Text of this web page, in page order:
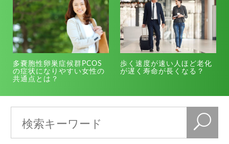
多嚢胞性卵巣症候群PCOS
の症状になりやすい女性の
共通点とは？
歩く速度が速い人ほど老化
が遅く寿命が長くなる？